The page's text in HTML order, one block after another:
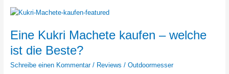
Eine Kukri Machete kaufen – welche
ist die Beste?
Schreibe einen Kommentar / Reviews / Outdoormesser